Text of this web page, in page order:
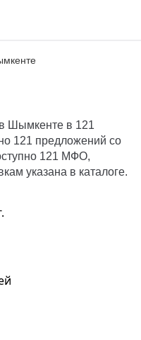
Шымкенте в 121
121 предложений со
121 МФО,
указана в каталоге.